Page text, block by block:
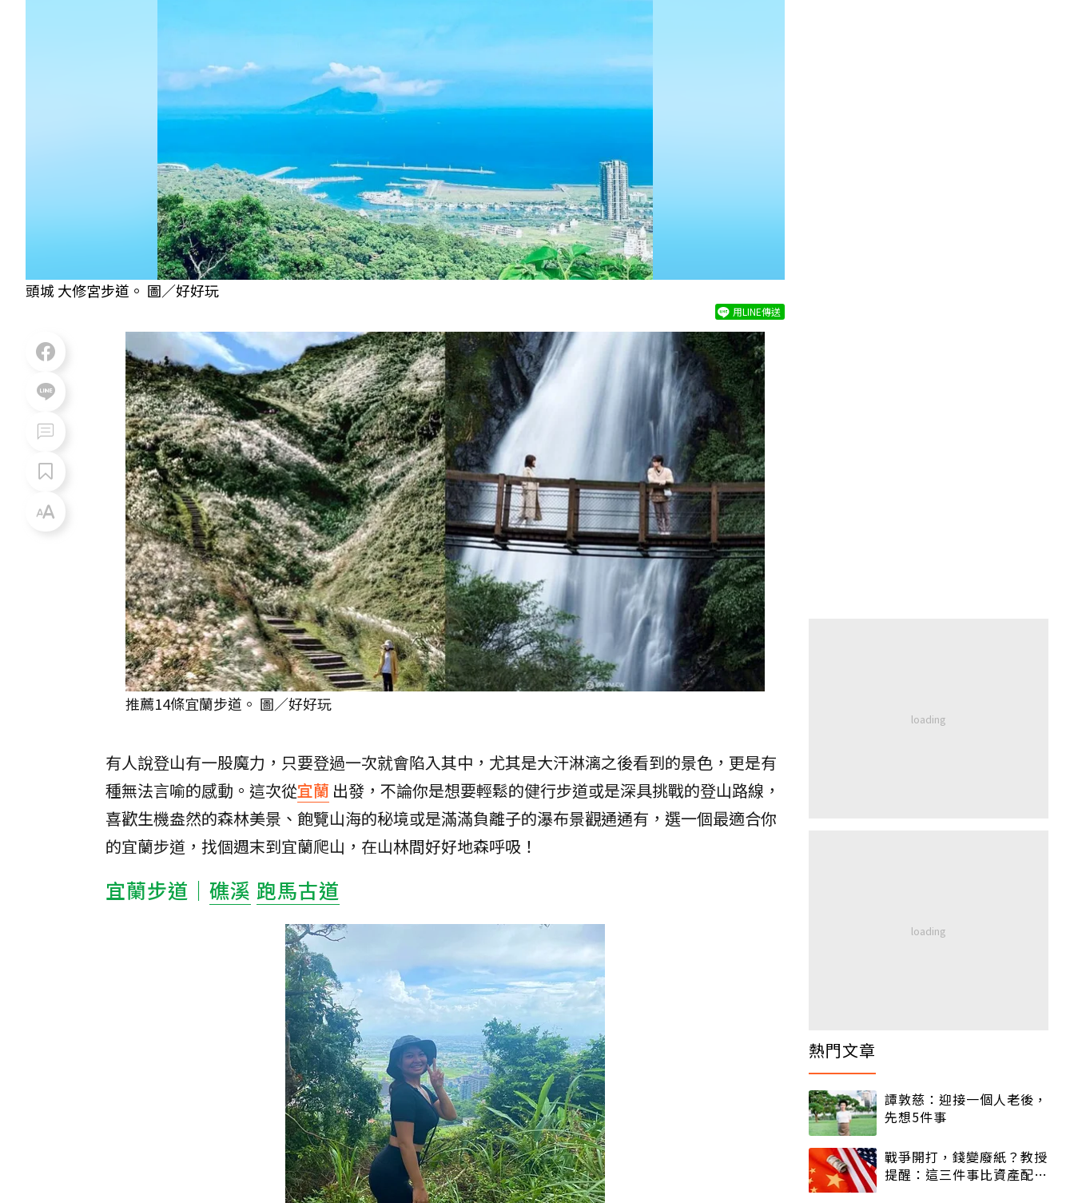
頭城 大修宮步道。 圖／好好玩
用LINE傳送
推薦14條宜蘭步道。 圖／好好玩
有人說登山有一股魔力，只要登過一次就會陷入其中，尤其是大汗淋漓之後看到的景色，更是有
種無法言喻的感動。這次從宜蘭 出發，不論你是想要輕鬆的健行步道或是深具挑戰的登山路線，
喜歡生機盎然的森林美景、飽覽山海的秘境或是滿滿負離子的瀑布景觀通通有，選一個最適合你
的宜蘭步道，找個週末到宜蘭爬山，在山林間好好地森呼吸！
宜蘭步道｜ 礁溪 跑馬古道
熱門文章
譚敦慈：迎接一個人老後，
先想5件事
戰爭開打，錢變廢紙？教授
提醒：這三件事比資產配置